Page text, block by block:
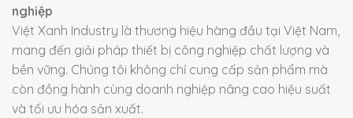
nghiệp
Việt Xanh Industry là thương hiệu hàng đầu tại Việt Nam,
mang đến giải pháp thiết bị công nghiệp chất lượng và
bền vững. Chúng tôi không chỉ cung cấp sản phẩm mà
còn đồng hành cùng doanh nghiệp nâng cao hiệu suất
và tối ưu hóa sản xuất.